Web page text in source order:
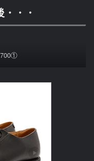
・・